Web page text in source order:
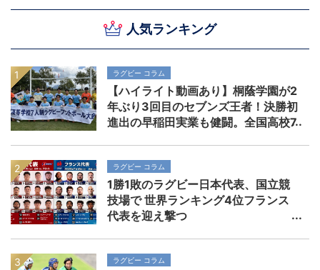
人気ランキング
ラグビー コラム
【ハイライト動画あり】桐蔭学園が2
年ぶり3回目のセブンズ王者！決勝初
進出の早稲田実業も健闘。全国高校7
ラグビー コラム
1勝1敗のラグビー日本代表、国立競
技場で 世界ランキング4位フランス
代表を迎え撃つ
ラグビー コラム